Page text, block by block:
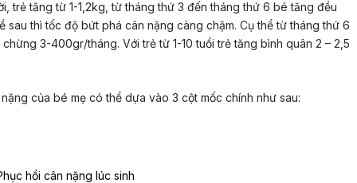
trẻ tăng từ 1-1,2kg, từ tháng thứ 3 đến tháng thứ 6 bé tăng đều
sau thì tốc độ bứt phá cân nặng càng chậm. Cụ thể từ tháng thứ 6
chừng 3-400gr/tháng. Với trẻ từ 1-10 tuổi trẻ tăng bình quân 2 – 2,5
của bé mẹ có thể dựa vào 3 cột mốc chính như sau:
hồi cân nặng lúc sinh